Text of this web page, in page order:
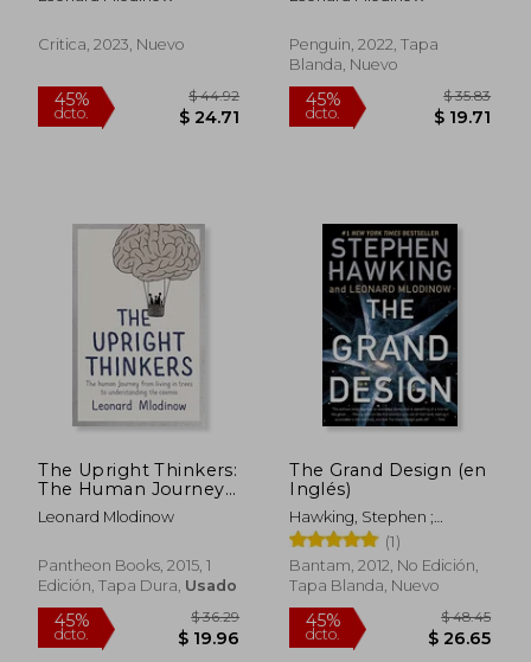
45%
dcto.
$ 42.89
$ 23.59
45%
dcto.
Critica, 2023, Nuevo
Penguin, 2022, Tapa
Blanda, Nuevo
The Upright Thinkers:
The Human Journey
From Living in Trees
to Understanding the
[Jan 01, 1793]
Leonard
Mlodinow (en Inglés)
Leonard Mlodinow
Pantheon Books, 2015, 1
Edición, Tapa Dura, Usado
The Grand Design (en
Inglés)
Hawking, Stephen ;
Mlodinow, Leonard
(1)
Bantam, 2012, No Edición,
Tapa Blanda, Nuevo